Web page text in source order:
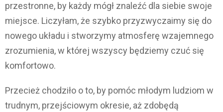
przestronne, by każdy mógł znaleźć dla siebie swoje
miejsce. Liczyłam, że szybko przyzwyczaimy się do
nowego układu i stworzymy atmosferę wzajemnego
zrozumienia, w której wszyscy będziemy czuć się
komfortowo.
Przecież chodziło o to, by pomóc młodym ludziom w
trudnym, przejściowym okresie, aż zdobędą